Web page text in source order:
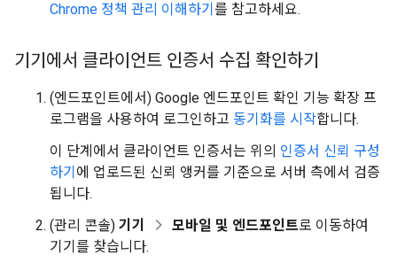
Chrome 정책 관리 이해하기 를 참고하세요.
기기에서 클라이언트 인증서 수집 확인하기
(엔드포인트에서) Google 엔드포인트 확인 기능 확장 프
로그램을 사용하여 로그인하고 동기화를 시작합니다.
이 단계에서 클라이언트 인증서는 위의 인증서 신뢰 구성
하기 에 업로드된 신뢰 앵커를 기준으로 서버 측에서 검증
됩니다.
(관리 콘솔) 기기 모바일 및 엔드포인트로 이동하여
기기를 찾습니다.